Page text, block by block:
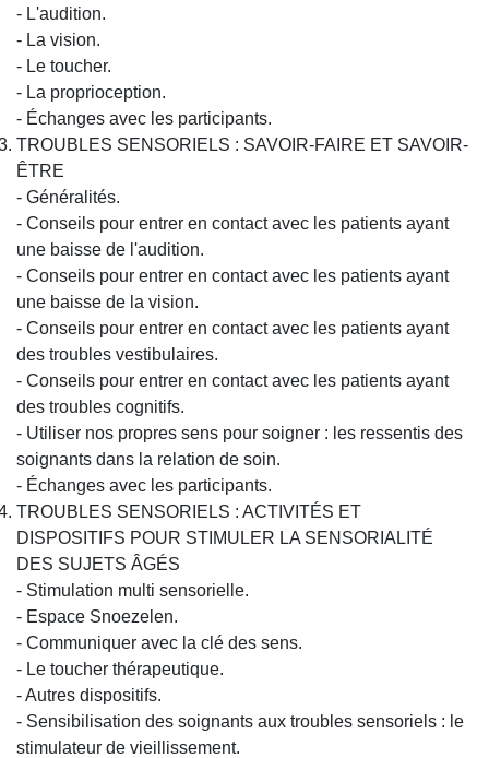
- L'audition.
- La vision.
- Le toucher.
- La proprioception.
- Échanges avec les participants.
TROUBLES SENSORIELS : SAVOIR-FAIRE ET SAVOIR-
ÊTRE
- Généralités.
- Conseils pour entrer en contact avec les patients ayant
une baisse de l'audition.
- Conseils pour entrer en contact avec les patients ayant
une baisse de la vision.
- Conseils pour entrer en contact avec les patients ayant
des troubles vestibulaires.
- Conseils pour entrer en contact avec les patients ayant
des troubles cognitifs.
- Utiliser nos propres sens pour soigner : les ressentis des
soignants dans la relation de soin.
- Échanges avec les participants.
TROUBLES SENSORIELS : ACTIVITÉS ET
DISPOSITIFS POUR STIMULER LA SENSORIALITÉ
DES SUJETS ÂGÉS
- Stimulation multi sensorielle.
- Espace Snoezelen.
- Communiquer avec la clé des sens.
- Le toucher thérapeutique.
- Autres dispositifs.
- Sensibilisation des soignants aux troubles sensoriels : le
stimulateur de vieillissement.